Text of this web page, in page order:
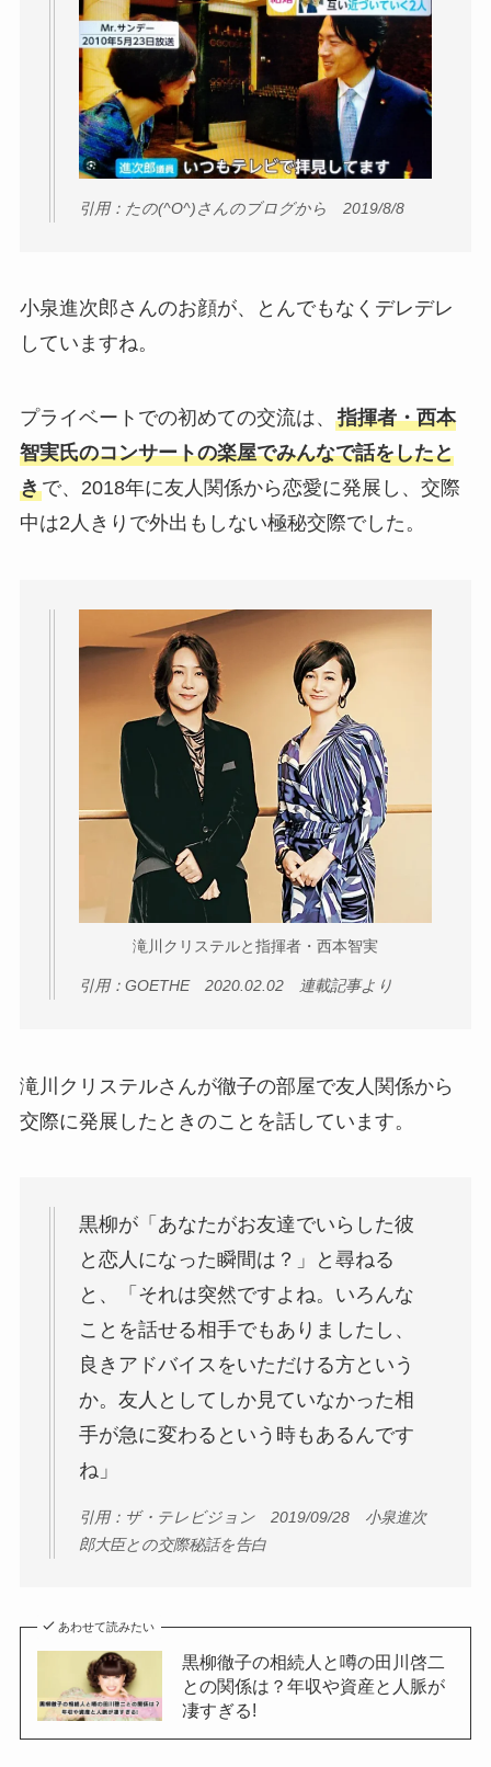
引用：たの(^O^)さんのブログから 2019/8/8
小泉進次郎さんのお顔が、とんでもなくデレデレ
していますね。
プライベートでの初めての交流は、 指揮者・西本
智実氏のコンサートの楽屋でみんなで話をしたと
きで、2018年に友人関係から恋愛に発展し、交際
中は2人きりで外出もしない極秘交際でした。
滝川クリステルと指揮者・西本智実
引用：GOETHE 2020.02.02 連載記事より
滝川クリステルさんが徹子の部屋で友人関係から
交際に発展したときのことを話しています。
黒柳が「あなたがお友達でいらした彼
と恋人になった瞬間は？」と尋ねる
と、「それは突然ですよね。いろんな
ことを話せる相手でもありましたし、
良きアドバイスをいただける方という
か。友人としてしか見ていなかった相
手が急に変わるという時もあるんです
ね」
引用：ザ・テレビジョン 2019/09/28 小泉進次
郎大臣との交際秘話を告白
あわせて読みたい
黒柳徹子の相続人と噂の田川啓二
との関係は？年収や資産と人脈が
凄すぎる!